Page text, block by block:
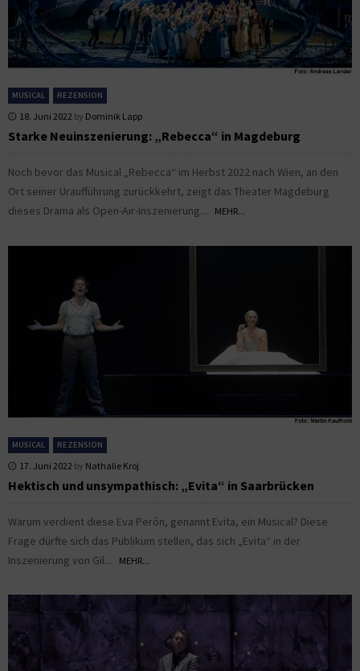
MUSICAL REZENSION
18. Juni 2022 by Dominik Lapp
Starke Neuinszenierung: „Rebecca“ in Magdeburg
Noch bevor das Musical „Rebecca“ im Herbst 2022 nach Wien, an den
Ort seiner Uraufführung zurückkehrt, zeigt das Theater Magdeburg
dieses Drama als Open-Air-Inszenierung...
MEHR...
MUSICAL REZENSION
17. Juni 2022 by Nathalie Kroj
Hektisch und unsympathisch: „Evita“ in Saarbrücken
Warum verdient diese Eva Perón, genannt Evita, ein Musical? Diese
Frage dürfte sich das Publikum stellen, das sich „Evita“ in der
Inszenierung von Gil...
MEHR...